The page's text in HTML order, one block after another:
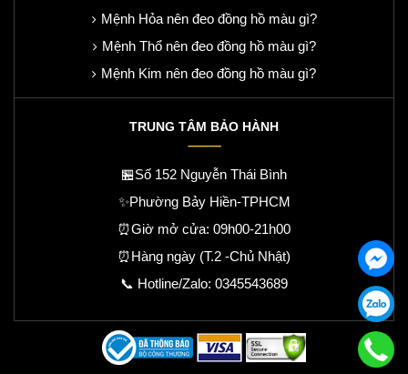
Mệnh Hỏa nên đeo đồng hồ màu gì?
Mệnh Thổ nên đeo đồng hồ màu gì?
Mệnh Kim nên đeo đồng hồ màu gì?
TRUNG TÂM BẢO HÀNH
🏪Số 152 Nguyễn Thái Bình
✨Phường Bảy Hiền-TPHCM
⏰Giờ mở cửa: 09h00-21h00
⏰Hàng ngày (T.2 -Chủ Nhật)
📞 Hotline/Zalo: 0345543689